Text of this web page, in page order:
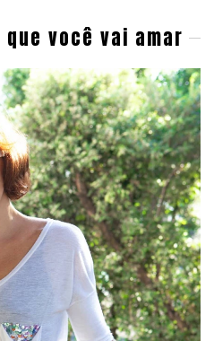
você vai amar